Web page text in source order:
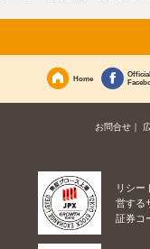
Home
Official
お問合せ
リシー
営する
証券コ